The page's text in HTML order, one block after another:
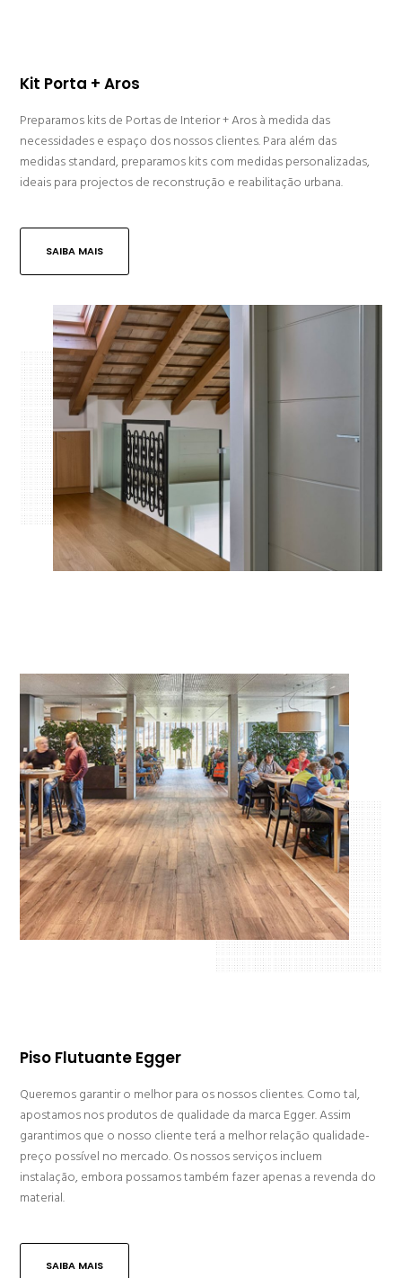
Kit Porta + Aros
Preparamos kits de Portas de Interior + Aros à medida das
necessidades e espaço dos nossos clientes. Para além das
medidas standard, preparamos kits com medidas personalizadas,
ideais para projectos de reconstrução e reabilitação urbana.
SAIBA MAIS
Piso Flutuante Egger
Queremos garantir o melhor para os nossos clientes. Como tal,
apostamos nos produtos de qualidade da marca Egger. Assim
garantimos que o nosso cliente terá a melhor relação qualidade-
preço possível no mercado. Os nossos serviços incluem
instalação, embora possamos também fazer apenas a revenda do
material.
SAIBA MAIS